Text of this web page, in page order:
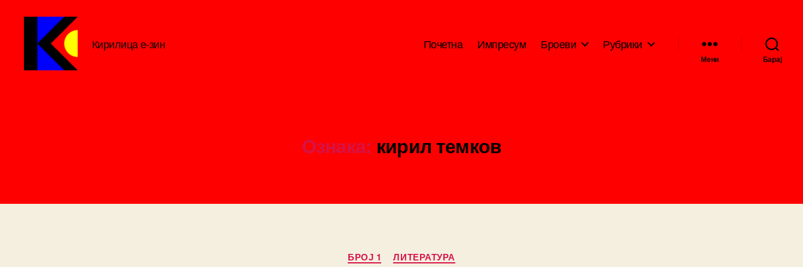
Кирилица е-зин Почетна Импресум Броеви Рубрики
Мени Барај
Ознака: кирил темков
Categories
БРОЈ 1 ЛИТЕРАТУРА